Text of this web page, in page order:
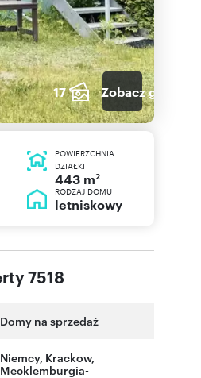
17 Zobacz galerię
POWIERZCHNIA
DZIAŁKI
443 m2
RODZAJ DOMU
letniskowy
7518
Domy na sprzedaż
Niemcy, Krackow,
Mecklemburgia-